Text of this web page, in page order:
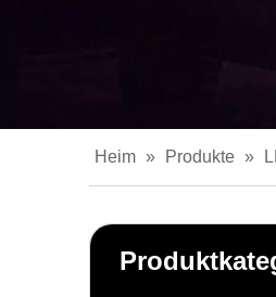
Heim » Produkte »